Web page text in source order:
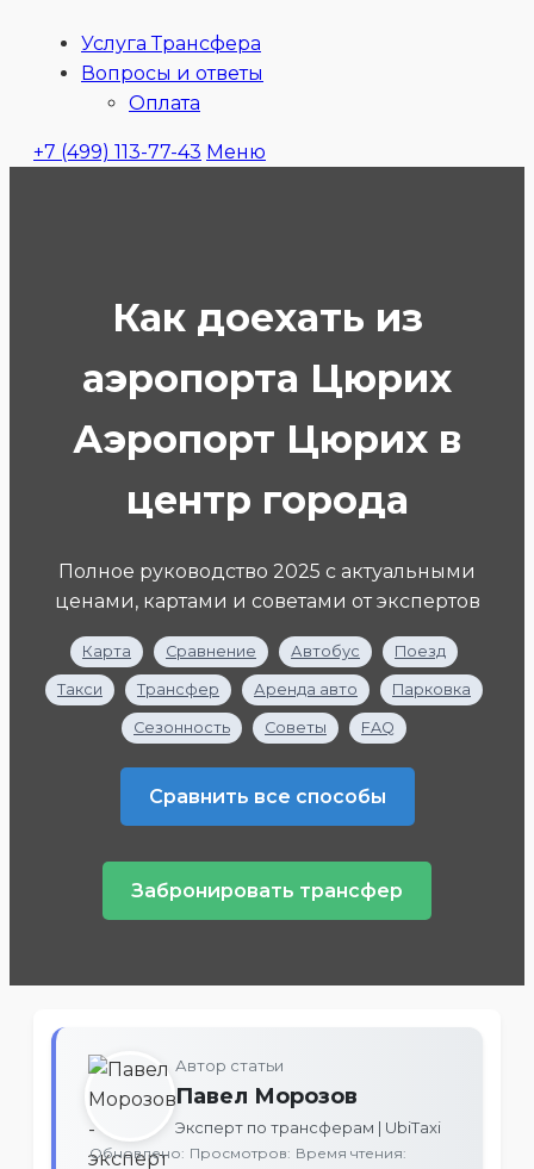
Ubitaxi
Услуга Трансфера
Вопросы и ответы
Оплата
+7 (499) 113-77-43 Меню
Как доехать из
аэропорта Цюрих
Аэропорт Цюрих в
центр города
Полное руководство 2025 с актуальными
ценами, картами и советами от экспертов
Карта Сравнение Автобус Поезд
Такси Трансфер Аренда авто Парковка
Сезонность Советы FAQ
Сравнить все способы
Забронировать трансфер
Автор статьи
Павел Морозов
Эксперт по трансферам | UbiTaxi
Обновлено: Просмотров: Время чтения: